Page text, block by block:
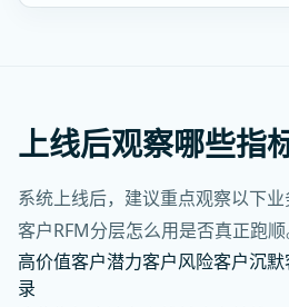
上线后观察哪些指
系统上线后，建议重点观察以下
客户RFM分层怎么用是否真正跑顺
高价值客户潜力客户风险客户沉默
录